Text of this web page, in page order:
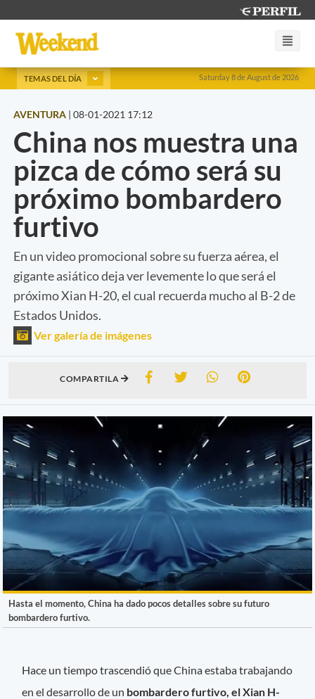
Saturday 8 de August de 2026
TEMAS DEL DÍA
AVENTURA | 08-01-2021 17:12
China nos muestra una
pizca de cómo será su
próximo bombardero
furtivo
En un video promocional sobre su fuerza aérea, el
gigante asiático deja ver levemente lo que será el
próximo Xian H-20, el cual recuerda mucho al B-2 de
Estados Unidos.
Ver galería de imágenes
COMPARTILA
Hasta el momento, China ha dado pocos detalles sobre su futuro
bombardero furtivo.
Hace un tiempo trascendió que China estaba trabajando
en el desarrollo de un bombardero furtivo, el Xian H-